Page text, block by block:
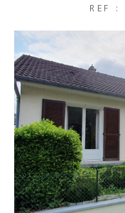
REF :